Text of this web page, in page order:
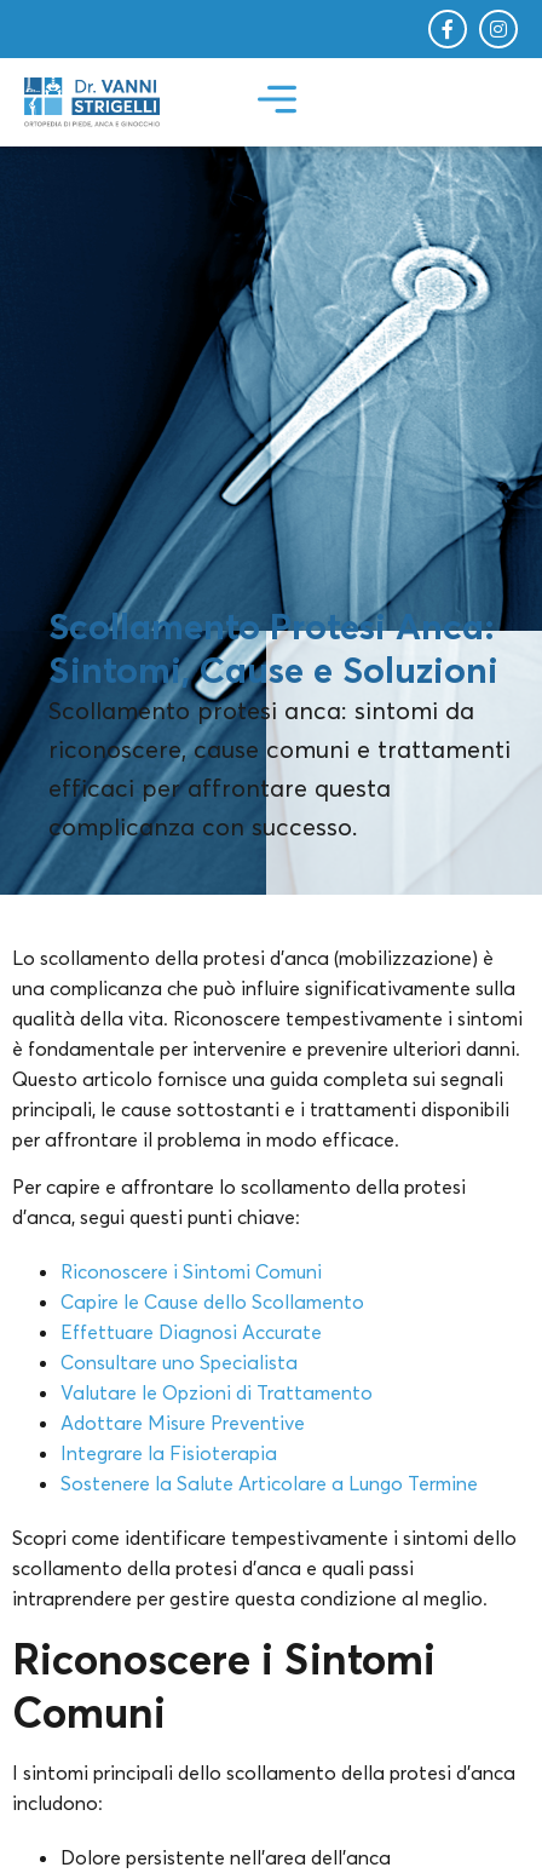
Scollamento Protesi Anca:
Sintomi, Cause e Soluzioni
Scollamento protesi anca: sintomi da
riconoscere, cause comuni e trattamenti
efficaci per affrontare questa
complicanza con successo.
Lo scollamento della protesi d’anca (mobilizzazione) è
una complicanza che può influire significativamente sulla
qualità della vita. Riconoscere tempestivamente i sintomi
è fondamentale per intervenire e prevenire ulteriori danni.
Questo articolo fornisce una guida completa sui segnali
principali, le cause sottostanti e i trattamenti disponibili
per affrontare il problema in modo efficace.
Per capire e affrontare lo scollamento della protesi
d’anca, segui questi punti chiave:
Riconoscere i Sintomi Comuni
Capire le Cause dello Scollamento
Effettuare Diagnosi Accurate
Consultare uno Specialista
Valutare le Opzioni di Trattamento
Adottare Misure Preventive
Integrare la Fisioterapia
Sostenere la Salute Articolare a Lungo Termine
Scopri come identificare tempestivamente i sintomi dello
scollamento della protesi d’anca e quali passi
intraprendere per gestire questa condizione al meglio.
Riconoscere i Sintomi
Comuni
I sintomi principali dello scollamento della protesi d’anca
includono:
Dolore persistente nell’area dell’anca